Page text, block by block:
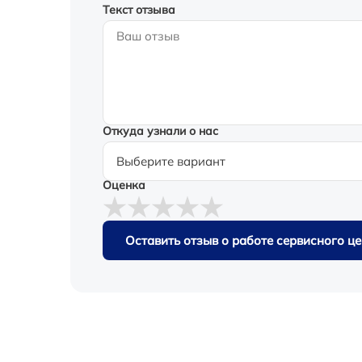
Текст отзыва
Откуда узнали о нас
Оценка
Оставить отзыв о работе сервисного